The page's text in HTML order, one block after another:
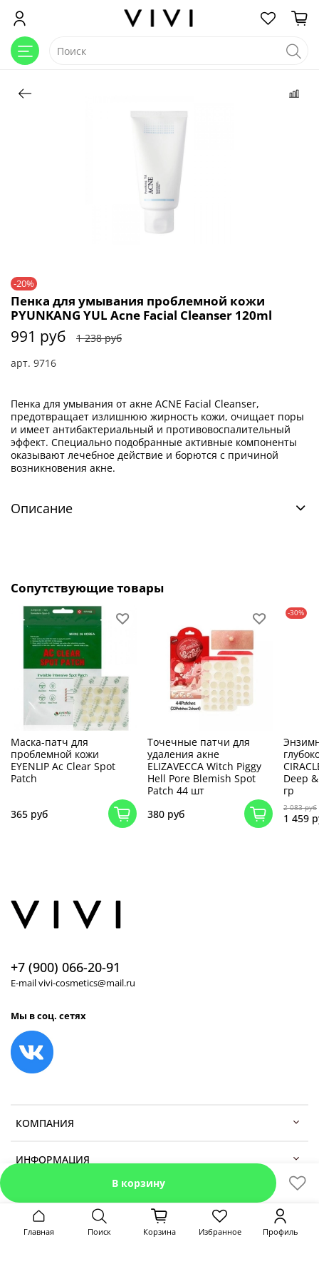
-20%
арт. 9716
Пенка для умывания проблемной кожи
PYUNKANG YUL Acne Facial Cleanser 120ml
991 руб 1 238 руб
В корзину
Пенка для умывания от акне ACNE Facial Cleanser,
предотвращает излишнюю жирность кожи, очищает поры
и имеет антибактериальный и противовоспалительный
эффект. Специально подобранные активные компоненты
оказывают лечебное действие и борются с причиной
возникновения акне.
Описание
Сопутствующие товары
Маска-патч для
проблемной кожи
EYENLIP Ac Clear Spot
Patch
365 руб
Точечные патчи для
удаления акне
ELIZAVECCA Witch Piggy
Hell Pore Blemish Spot
Patch 44 шт
380 руб
-30%
Deep
гр
2 083 руб
1 459
КОМПАНИЯ
ИНФОРМАЦИЯ
+7 (900) 066-20-91
E-mail vivi-cosmetics@mail.ru
Мы в соц. сетях
Главная Поиск Корзина Избранное Профиль